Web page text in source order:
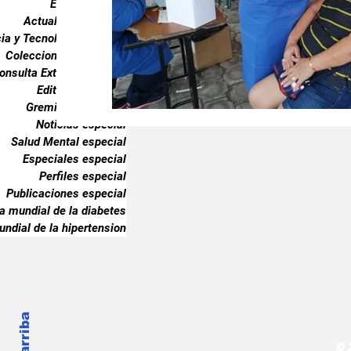
Endocrinología
Actualidad especial
y Tecnología especial
Coleccionable especial
Externa especial
Editorial especial
Gremiales especial
Noticias especial
Salud Mental especial
Especiales especial
Perfiles especial
Publicaciones especial
mundial de la diabetes
de la hipertension
Gremiales especial Noticias
Publicaciones especial dia mundial